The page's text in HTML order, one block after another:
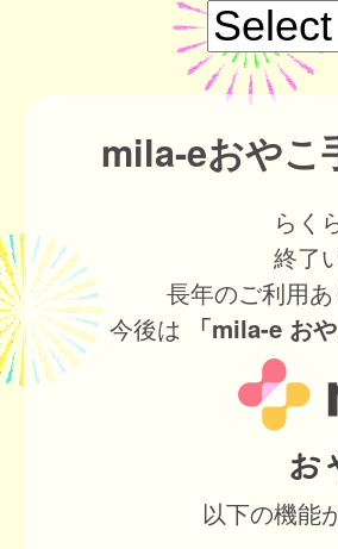
mila-eおやこ
らく
終了
長年のご利用
今後は
「mila-e お
以下の機能